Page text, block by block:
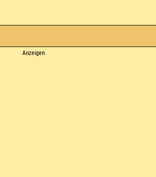
Anzeigen